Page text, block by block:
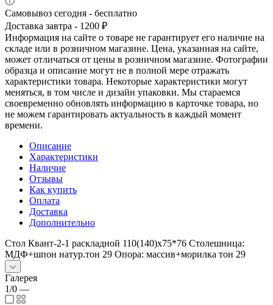
Самовывоз сегодня - бесплатно
Доставка завтра - 1200 ₽
Информация на сайте о товаре не гарантирует его наличие на
складе или в розничном магазине. Цена, указанная на сайте,
может отличаться от цены в розничном магазине. Фотографии
образца и описание могут не в полной мере отражать
характеристики товара. Некоторые характеристики могут
меняться, в том числе и дизайн упаковки. Мы стараемся
своевременно обновлять информацию в карточке товара, но
не можем гарантировать актуальность в каждый момент
времени.
Описание
Характеристики
Наличие
Отзывы
Как купить
Оплата
Доставка
Дополнительно
Стол Квант-2-1 раскладной 110(140)х75*76 Столешница:
МДФ+шпон натур.тон 29 Опора: массив+морилка тон 29
Галерея
1/0 —